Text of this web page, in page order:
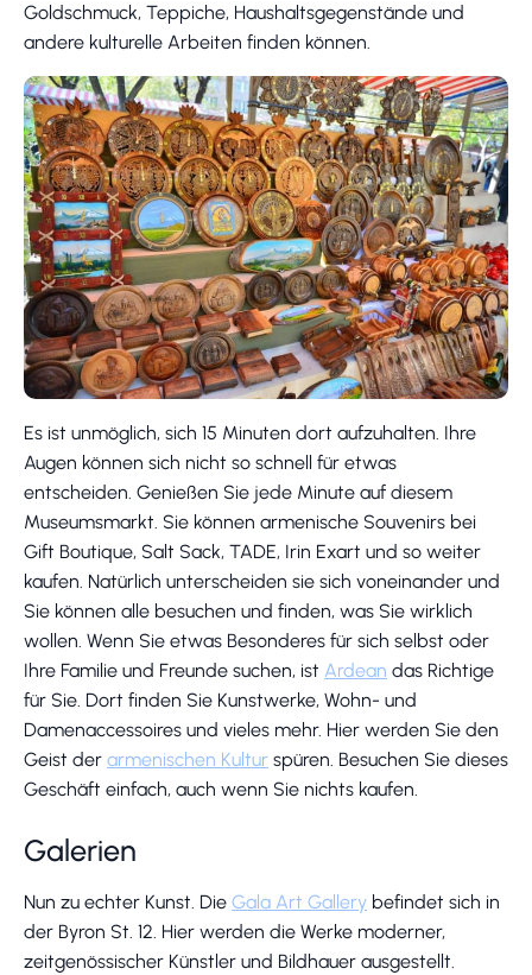
Goldschmuck, Teppiche, Haushaltsgegenstände und
andere kulturelle Arbeiten finden können.
Es ist unmöglich, sich 15 Minuten dort aufzuhalten. Ihre
Augen können sich nicht so schnell für etwas
entscheiden. Genießen Sie jede Minute auf diesem
Museumsmarkt. Sie können armenische Souvenirs bei
Gift Boutique, Salt Sack, TADE, Irin Exart und so weiter
kaufen. Natürlich unterscheiden sie sich voneinander und
Sie können alle besuchen und finden, was Sie wirklich
wollen. Wenn Sie etwas Besonderes für sich selbst oder
Ihre Familie und Freunde suchen, ist Ardean das Richtige
für Sie. Dort finden Sie Kunstwerke, Wohn- und
Damenaccessoires und vieles mehr. Hier werden Sie den
Geist der armenischen Kultur spüren. Besuchen Sie dieses
Geschäft einfach, auch wenn Sie nichts kaufen.
Galerien
Nun zu echter Kunst. Die Gala Art Gallery befindet sich in
der Byron St. 12. Hier werden die Werke moderner,
zeitgenössischer Künstler und Bildhauer ausgestellt.